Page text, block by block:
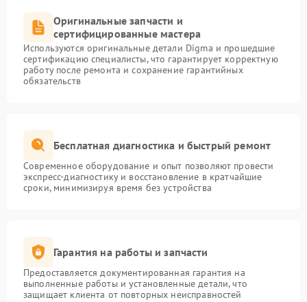
Оригинальные запчасти и
сертифицированные мастера
Используются оригинальные детали Digma и прошедшие
сертификацию специалисты, что гарантирует корректную
работу после ремонта и сохранение гарантийных
обязательств
Бесплатная диагностика и быстрый ремонт
Современное оборудование и опыт позволяют провести
экспресс-диагностику и восстановление в кратчайшие
сроки, минимизируя время без устройства
Гарантия на работы и запчасти
Предоставляется документированная гарантия на
выполненные работы и установленные детали, что
защищает клиента от повторных неисправностей